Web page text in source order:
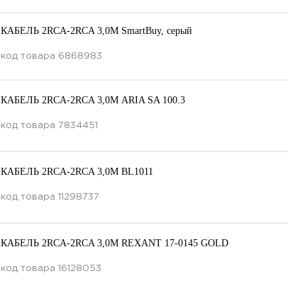
КАБЕЛЬ 2RCA-2RCA 3,0M SmartBuy, серый
код товара 6868983
КАБЕЛЬ 2RCA-2RCA 3,0М ARIA SA 100.3
код товара 7834451
КАБЕЛЬ 2RCA-2RCA 3,0М BL1011
код товара 11298737
КАБЕЛЬ 2RCA-2RCA 3,0М REXANT 17-0145 GOLD
код товара 16128053